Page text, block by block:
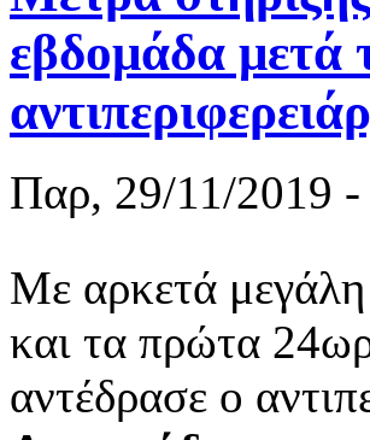
εβδομάδα μετά
Παρ, 29/11/2019
Με αρκετά
και τα πρώτα
αντέδρασε ο